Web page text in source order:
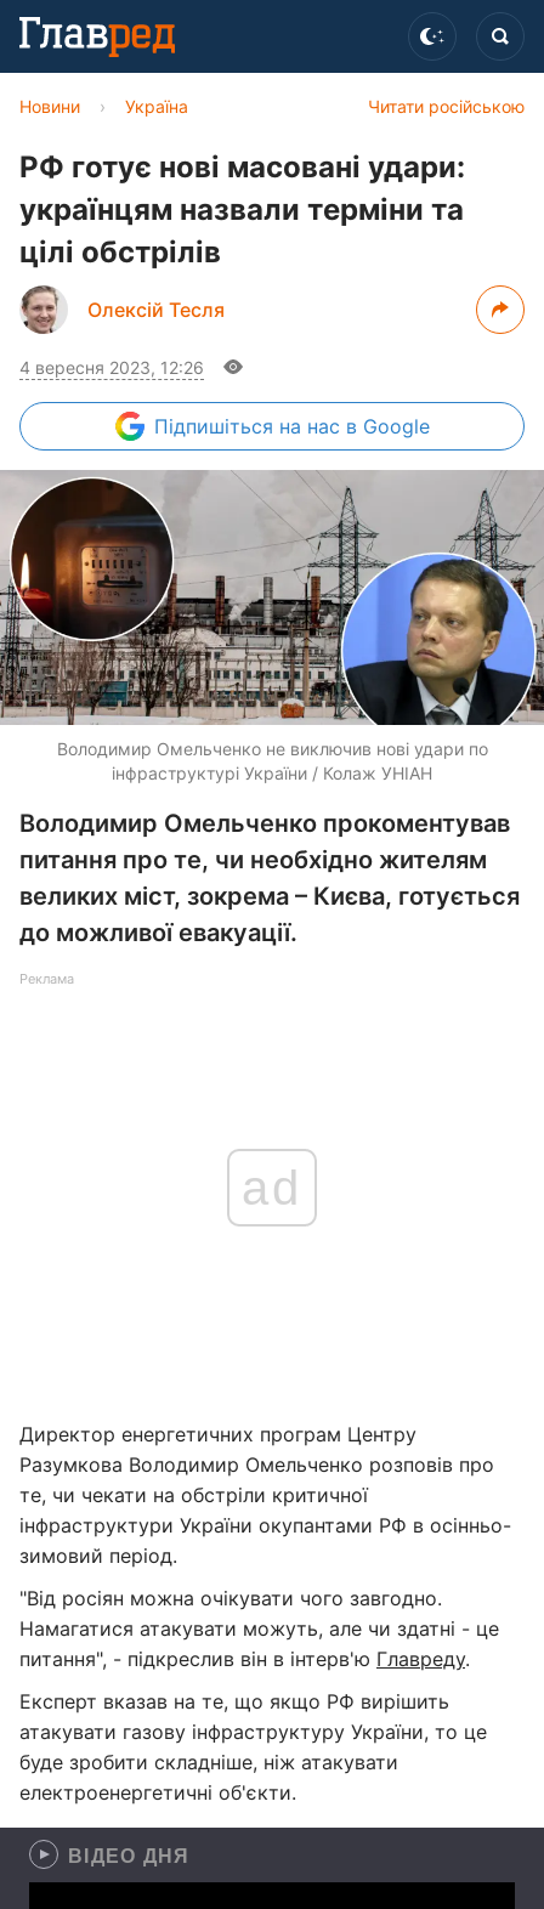
Читати російською
Новини › Україна
РФ готує нові масовані удари:
українцям назвали терміни та
цілі обстрілів
Олексій Тесля
4 вересня 2023, 12:26
Підпишіться на нас в Google
Володимир Омельченко не виключив нові удари по
інфраструктурі України / Колаж УНІАН
Володимир Омельченко прокоментував
питання про те, чи необхідно жителям
великих міст, зокрема – Києва, готується
до можливої евакуації.
Реклама
ad
Директор енергетичних програм Центру
Разумкова Володимир Омельченко розповів про
те, чи чекати на обстріли критичної
інфраструктури України окупантами РФ в осінньо-
зимовий період.
"Від росіян можна очікувати чого завгодно.
Намагатися атакувати можуть, але чи здатні - це
питання", - підкреслив він в інтерв'ю Главреду.
Експерт вказав на те, що якщо РФ вирішить
атакувати газову інфраструктуру України, то це
буде зробити складніше, ніж атакувати
електроенергетичні об'єкти.
ВІДЕО ДНЯ